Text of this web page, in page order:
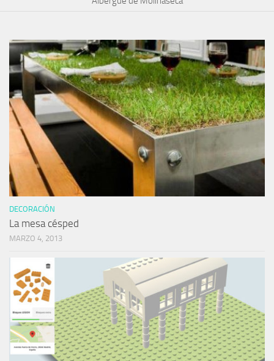
DECORACIÓN
La mesa césped
MARZO 4, 2013